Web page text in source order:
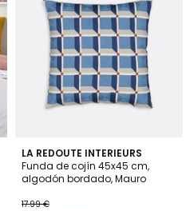
LA REDOUTE INTERIEURS
Funda de cojín 45x45 cm,
algodón bordado, Mauro
17.99 €
5
/
5